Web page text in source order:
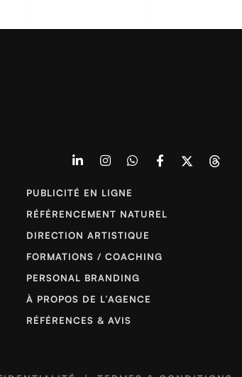
PUBLICITÉ EN LIGNE
RÉFÉRENCEMENT NATUREL
DIRECTION ARTISTIQUE
FORMATIONS / COACHING
PERSONAL BRANDING
À PROPOS DE L’AGENCE
RÉFÉRENCES & AVIS